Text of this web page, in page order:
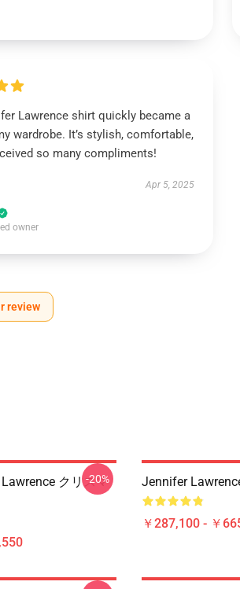
Lawrence shirt quickly became a
wardrobe. It’s stylish, comfortable,
so many compliments!
Apr 5, 2025
owner
review
クリスマ
-20% Jennifer
￥287,100 - ￥